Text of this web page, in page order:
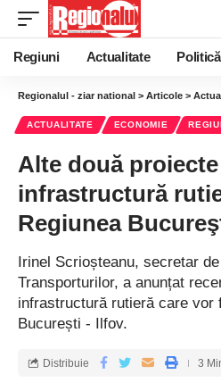
Regiuni Actualitate Politică
Regionalul - ziar national > Articole >
ACTUALITATE ECONOMIE
Alte două
infrastructură
Regiunea
Irinel Scrioșteanu, secretar
Transporturilor, a anunțat
infrastructură rutieră care vor
București - Ilfov.
Distribuie 3